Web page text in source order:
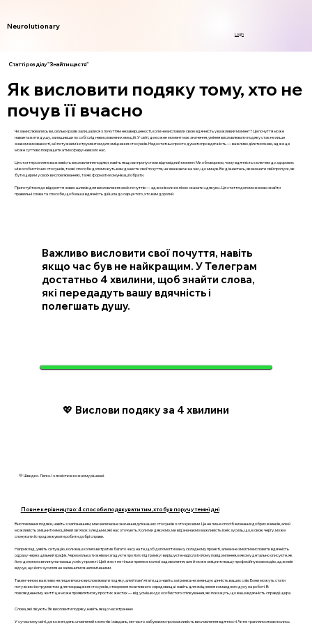
Neurolutionary
Login
Статті розділу "Знайти щастя"
Як висловити подяку тому, хто не
почув її вчасно
Чи замислювались ви, скільки разів залишалися з почуттям незавершеності, коли не висловили свою вдячність у важливий момент? Це почуття може
навантажити душу, залишивши по собі слід невисловлених емоцій. У світі, де кожен момент має значення, уміння висловлювати подяку стає не лише
знаком вихованості, а й потужним інструментом для зміцнення стосунків. Недостатньо просто думати про вдячність — важливо ділитися нею, адже це
може суттєво покращити атмосферу навколо нас.
Ця стаття розгляне важливість висловлення подяки, навіть якщо ви пропустили відповідний момент. Ми обговоримо, чому вдячність є ключем до здорових
міжособистісних стосунків, та які способи допоможуть вам донести свої почуття, не зважаючи на час, що минув. Ви дізнаєтесь, як визнати свій пропуск, як
бути щирим у своїх висловлюваннях, та які формати комунікації обрати.
Приготуйтеся до відкриття нових шляхів для висловлення своїх почуттів — адже ніколи не пізно сказати «дякую». Ця стаття допоможе вам знайти
правильні слова та способи, щоб ваша вдячність дійшла до серця того, хто вам дорогий.
Важливо висловити свої почуття, навіть
якщо час був не найкращим. У Телеграм
достатньо 4 хвилини, щоб знайти слова,
які передадуть вашу вдячність і
полегшать душу.
💖 Вислови подяку за 4 хвилини
💛 Швидко. Легко. І з ясністю в кожному рішенні.
Повне керівництво: 4 способи подякувати тим, хто був поруч у темні дні
Висловлення подяки, навіть з запізненням, має величезне значення для наших стосунків з оточуючими. Це не лише спосіб визнання добрих вчинків, але й
можливість зміцнити емоційний зв'язок з людьми, які нас оточують. Коли ми дякуємо, ми відзначаємо важливість їхніх зусиль, що, в свою чергу, може
спонукати їх продовжувати робити добрі справи.
Наприклад, уявіть ситуацію, коли ваш колега витратив багато часу на те, щоб допомогти вам у складному проекті, але ви не змогли висловити вдячність
одразу через щільний графік. Через кілька тижнів ви згадуєте про його підтримку і вирішуєте надіслати йому повідомлення, в якому детально описуєте, як
його допомога вплинула на ваш успіх у проекті. Цей жест не тільки принесе колезі задоволення, але й може зміцнити вашу професійну взаємодію, адже він
відчує, що його зусилля не залишилися непоміченими.
Таким чином, важливо не лише вчасно висловлювати подяку, але й пам'ятати, що навіть затримка не зменшує цінність ваших слів. Вони можуть стати
потужним інструментом для покращення стосунків, створення позитивного середовища і навіть для зміцнення командного духу на роботі. В
повсякденному житті це може проявлятися у простих жестах — від усмішки до особистого спілкування, які покажуть, що ваша вдячність справді щира.
Слова, які лікують: Як висловити подяку, навіть якщо час втраченo
У сучасному світі, де кожен день сповнений клопотів і завдань, ми часто забуваємо про важливість висловлення вдячності. Чи не траплялося вам колись